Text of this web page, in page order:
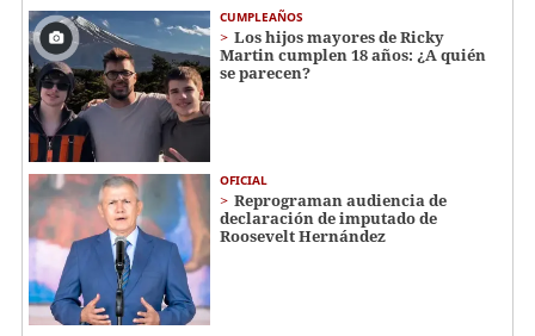
CUMPLEAÑOS
Los hijos mayores de Ricky
Martin cumplen 18 años: ¿A quién
se parecen?
OFICIAL
Reprograman audiencia de
declaración de imputado de
Roosevelt Hernández